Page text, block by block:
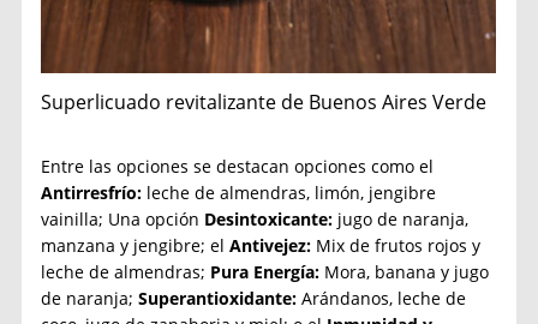
Superlicuado revitalizante de Buenos Aires Verde
Entre las opciones se destacan opciones como el
Antirresfrío: leche de almendras, limón, jengibre
vainilla; Una opción Desintoxicante: jugo de naranja,
manzana y jengibre; elAntivejez: Mix de frutos rojos y
leche de almendras; Pura Energía: Mora, banana y jugo
de naranja;Superantioxidante:Arándanos, leche de